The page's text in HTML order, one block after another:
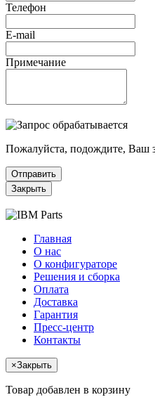
Телефон
E-mail
Примечание
Пожалуйста, подождите, Ваш
Отправить
Закрыть
Главная
О нас
О конфигураторе
Решения и сборка
Оплата
Доставка
Гарантия
Пресс-центр
Контакты
×Закрыть
Товар добавлен в корзину